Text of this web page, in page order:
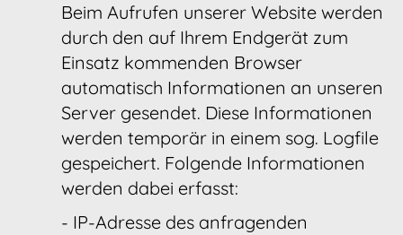
Beim Aufrufen unserer Website werden
durch den auf Ihrem Endgerät zum
Einsatz kommenden Browser
automatisch Informationen an unseren
Server gesendet. Diese Informationen
werden temporär in einem sog. Logfile
gespeichert. Folgende Informationen
werden dabei erfasst:
- IP-Adresse des anfragenden